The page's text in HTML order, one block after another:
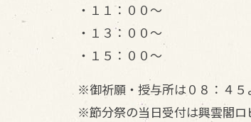
・１１：００～
・１３：００～
・１５：００～
※御祈願・授与所は０８：４５
※節分祭の当日受付は興雲閣ロ